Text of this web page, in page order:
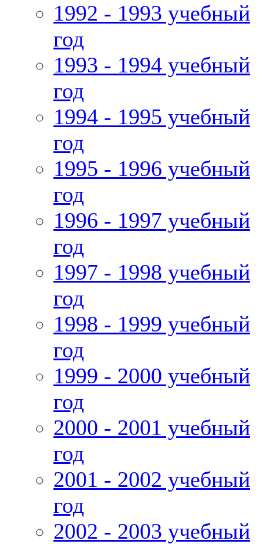
1992 - 1993 учебный
год
1993 - 1994 учебный
год
1994 - 1995 учебный
год
1995 - 1996 учебный
год
1996 - 1997 учебный
год
1997 - 1998 учебный
год
1998 - 1999 учебный
год
1999 - 2000 учебный
год
2000 - 2001 учебный
год
2001 - 2002 учебный
год
2002 - 2003 учебный